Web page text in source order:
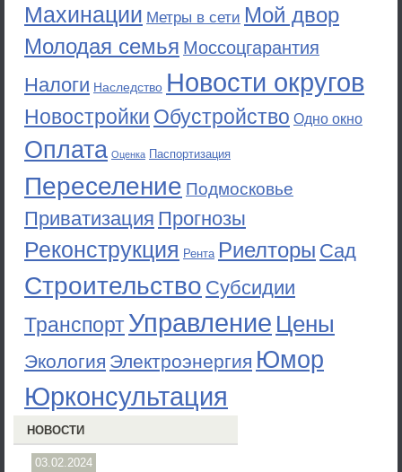
Махинации Метры в сети Мой двор
Молодая семья Моссоцгарантия
Налоги Наследство Новости округов
Новостройки Обустройство Одно окно
Оплата Оценка Паспортизация
Переселение Подмосковье
Приватизация Прогнозы
Реконструкция Рента Риелторы Сад
Строительство Субсидии
ТранспортУправление Цены
Экология Электроэнергия Юмор
Юрконсультация
НОВОСТИ
03.02.2024